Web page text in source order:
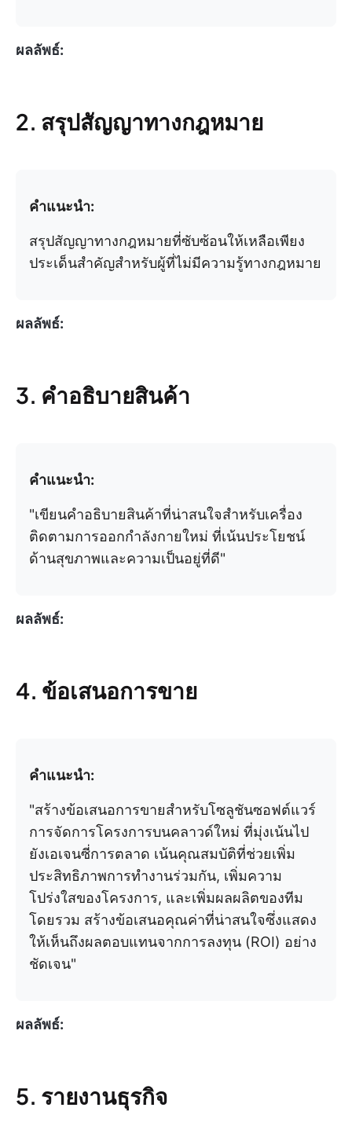
ผลลัพธ์:
2. สรุปสัญญาทางกฎหมาย
คำแนะนำ:
สรุปสัญญาทางกฎหมายที่ซับซ้อนให้เหลือเพียง
ประเด็นสำคัญสำหรับผู้ที่ไม่มีความรู้ทางกฎหมาย
ผลลัพธ์:
3. คำอธิบายสินค้า
คำแนะนำ:
"เขียนคำอธิบายสินค้าที่น่าสนใจสำหรับเครื่อง
ติดตามการออกกำลังกายใหม่ ที่เน้นประโยชน์
ด้านสุขภาพและความเป็นอยู่ที่ดี"
ผลลัพธ์:
4. ข้อเสนอการขาย
คำแนะนำ:
"สร้างข้อเสนอการขายสำหรับโซลูชันซอฟต์แวร์
การจัดการโครงการบนคลาวด์ใหม่ ที่มุ่งเน้นไป
ยังเอเจนซี่การตลาด เน้นคุณสมบัติที่ช่วยเพิ่ม
ประสิทธิภาพการทำงานร่วมกัน, เพิ่มความ
โปร่งใสของโครงการ, และเพิ่มผลผลิตของทีม
โดยรวม สร้างข้อเสนอคุณค่าที่น่าสนใจซึ่งแสดง
ให้เห็นถึงผลตอบแทนจากการลงทุน (ROI) อย่าง
ชัดเจน"
ผลลัพธ์:
5. รายงานธุรกิจ